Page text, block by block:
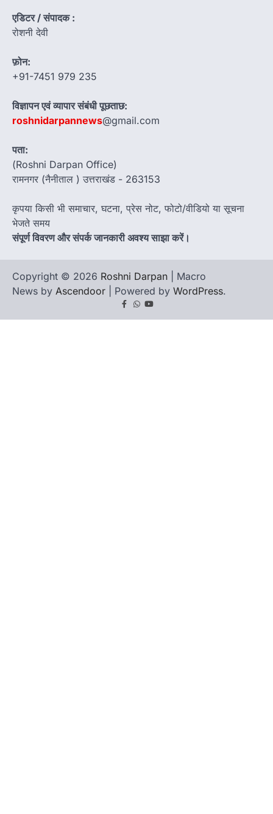
एडिटर / संपादक :
रोशनी देवी
फ़ोन:
+91-7451 979 235
विज्ञापन एवं व्यापार संबंधी पूछताछ:
roshnidarpannews@gmail.com
पता:
(Roshni Darpan Office)
रामनगर (नैनीताल ) उत्तराखंड - 263153
कृपया किसी भी समाचार, घटना, प्रेस नोट, फोटो/वीडियो या सूचना
भेजते समय
संपूर्ण विवरण और संपर्क जानकारी अवश्य साझा करें।
Copyright © 2026 Roshni Darpan | Macro
News by Ascendoor | Powered by WordPress.
Facebook
Whatsapp
youtube